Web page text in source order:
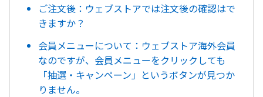
ご注文後：ウェブストアでは注文後の確認はで
きますか？
会員メニューについて：ウェブストア海外会員
なのですが、会員メニューをクリックしても
「抽選・キャンペーン」というボタンが見つか
りません。